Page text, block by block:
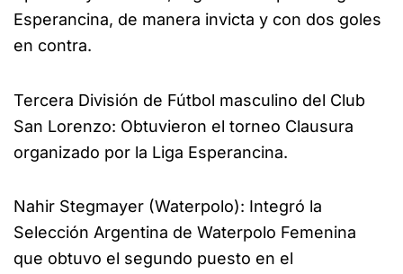
Esperancina, de manera invicta y con dos goles
en contra.
Tercera División de Fútbol masculino del Club
San Lorenzo: Obtuvieron el torneo Clausura
organizado por la Liga Esperancina.
Nahir Stegmayer (Waterpolo): Integró la
Selección Argentina de Waterpolo Femenina
que obtuvo el segundo puesto en el